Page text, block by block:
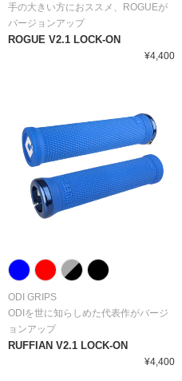
手の大きい方におススメ、ROGUEが
バージョンアップ
ROGUE V2.1 LOCK-ON
¥4,400
ODI GRIPS
ODIを世に知らしめた代表作がバージ
ョンアップ
RUFFIAN V2.1 LOCK-ON
¥4,400